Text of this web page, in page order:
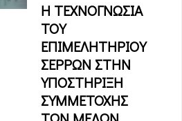
Η ΤΕΧΝΟΓΝΩΣΙΑ
ΤΟΥ
ΕΠΙΜΕΛΗΤΗΡΙΟΥ
ΣΕΡΡΩΝ ΣΤΗΝ
ΥΠΟΣΤΗΡΙΞΗ
ΣΥΜΜΕΤΟΧΗΣ